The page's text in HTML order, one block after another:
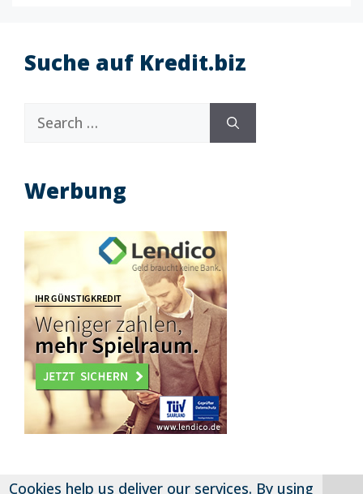
Suche auf Kredit.biz
Search
for:
Werbung
Cookies help us deliver our services. By using